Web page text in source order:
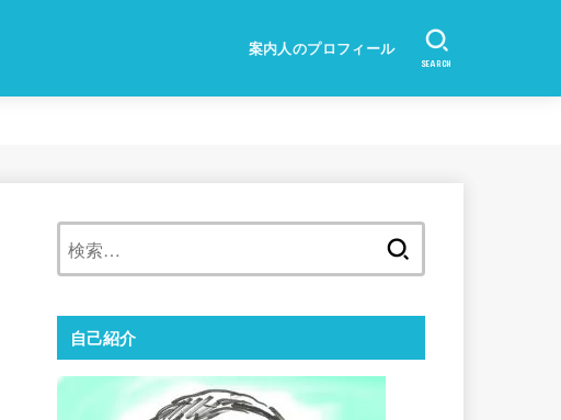
案内人のプロフィール
SEARCH
自己紹介